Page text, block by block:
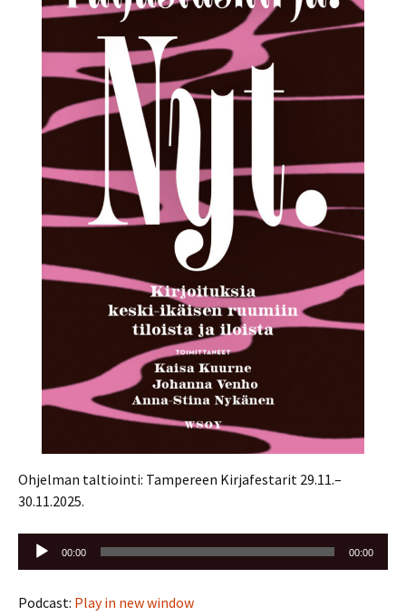
Ohjelman taltiointi: Tampereen Kirjafestarit 29.11.–
30.11.2025.
Äänitoistin
00:00 00:00
Podcast: Play in new window